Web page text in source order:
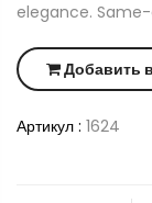
elegance.
Добавить
Артикул : 1624